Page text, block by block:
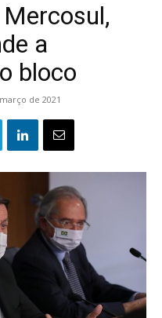
a
bloco
de 2021